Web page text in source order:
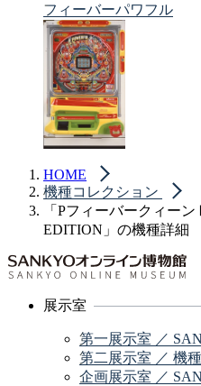
フィーバーパワフル
HOME
機種コレクション
「Pフィーバークィー
EDITION」の機種詳細
展示室
第一展示室 ／
第二展示室 ／ 機
企画展示室 ／